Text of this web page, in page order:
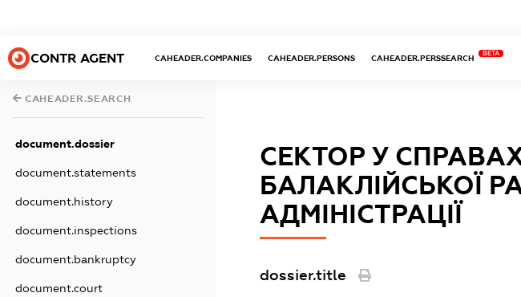
CONTR AGENT CAHEADER.COMPANIES CAHEADER.PERSONS CAHEADER.PERSSEARCH
BETA
CAHEADER.SEARCH
document.dossier
document.statements
document.history
document.inspections
document.bankruptcy
document.court
СЕКТОР У
БАЛАКЛІЙСЬКОЇ
АДМІНІСТРАЦІЇ
dossier.title